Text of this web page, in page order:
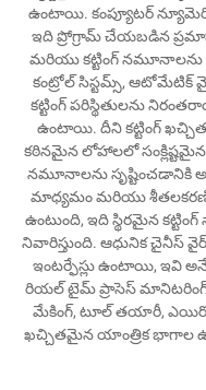
ఉంటాయి. కంప్యూటర్
ఇది ప్రోగ్రామ్ చేయబడిన
మరియు కట్టింగ్ నమూనాలను
కంట్రోల్ సిస్టమ్స్, ఆటోమేటిక్
కట్టింగ్ పరిస్థితులను
ఉంటాయి. దీని కట్టింగ్
కఠినమైన లోహాలలో
నమూనాలను సృష్టించడానికి
మాధ్యమం మరియు
ఉంటుంది, ఇది స్థిరమైన
నివారిస్తుంది. ఆధునిక చైనీస్
ఇంటర్ఫేస్లు ఉంటాయి, ఇవి
రియల్ టైమ్ ప్రాసెస్ మానిటరింగ్
మేకింగ్, టూల్ తయారీ,
ఖచ్చితమైన యాంత్రిక భాగాల